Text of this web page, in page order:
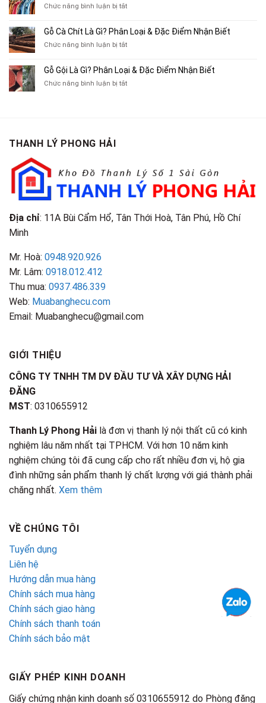
Xe
Cũ,
Xe
Cũ
TP.HCM
Thu
Sách
Tạp
Chí
Chức năng bình luận bị tắtở
Địa
Chỉ
Bán
Áo
Gỗ Cà Chít Là Gì? Phân Loại & Đặc Điểm Nhận Biết
Chức năng bình luận bị tắtở
Chít
Là
Gỗ Gội Là Gì? Phân Loại & Đặc Điểm Nhận Biết
Chức năng bình luận bị tắtở
Điểm
Nhận
Biết
THANH LÝ PHONG HẢI
Địa chỉ: 11A Bùi Cẩm Hổ, Tân Thới Hoà, Tân Phú, Hồ Chí
Minh
Mr. Hoà: 0948.920.926
Mr. Lâm: 0918.012.412
Thu mua: 0937.486.339
Web: Muabanghecu.com
Email: Muabanghecu@gmail.com
GIỚI THIỆU
CÔNG TY TNHH TM DV ĐẦU TƯ VÀ XÂY DỰNG HẢI
ĐĂNG
MST: 0310655912
Thanh Lý Phong Hải là đơn vị thanh lý nội thất cũ có kinh
nghiệm lâu năm nhất tại TPHCM. Với hơn 10 năm kinh
nghiệm chúng tôi đã cung cấp cho rất nhiều đơn vị, hộ gia
đình những sản phẩm thanh lý chất lượng với giá thành phải
chăng nhất. Xem thêm
VỀ CHÚNG TÔI
Tuyển dụng
Liên hệ
Hướng dẫn mua hàng
Chính sách mua hàng
Chính sách giao hàng
Chính sách thanh toán
Chính sách bảo mật
GIẤY PHÉP KINH DOANH
Giấy chứng nhận kinh doanh số 0310655912 do Phòng đăng